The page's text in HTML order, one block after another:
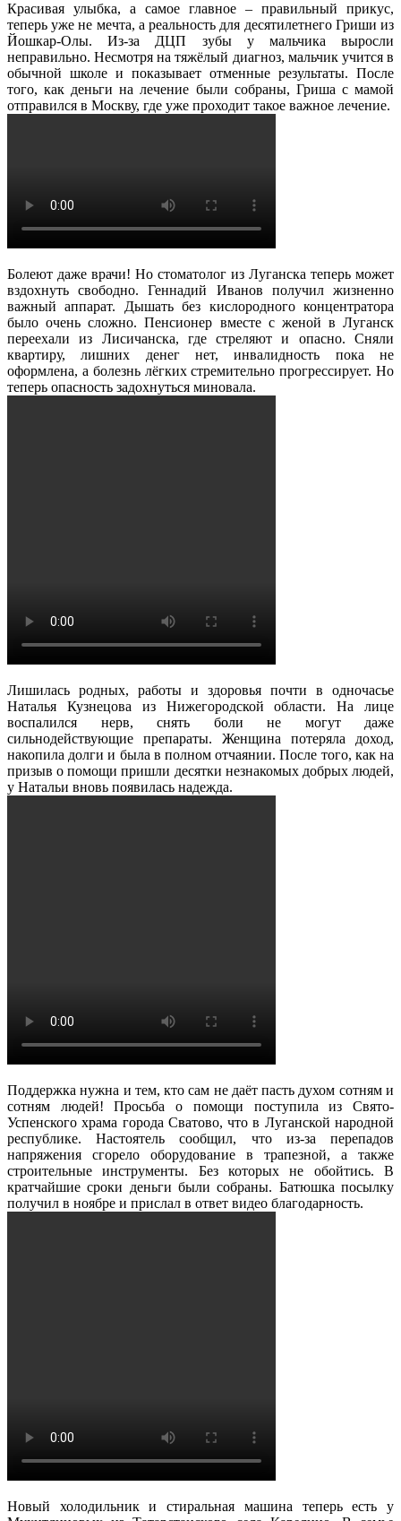
Красивая улыбка, а самое главное – правильный прикус,
теперь уже не мечта, а реальность для десятилетнего Гриши из
Йошкар-Олы. Из-за ДЦП зубы у мальчика выросли
неправильно. Несмотря на тяжёлый диагноз, мальчик учится в
обычной школе и показывает отменные результаты. После
того, как деньги на лечение были собраны, Гриша с мамой
отправился в Москву, где уже проходит такое важное лечение.
Болеют даже врачи! Но стоматолог из Луганска теперь может
вздохнуть свободно. Геннадий Иванов получил жизненно
важный аппарат. Дышать без кислородного концентратора
было очень сложно. Пенсионер вместе с женой в Луганск
переехали из Лисичанска, где стреляют и опасно. Сняли
квартиру, лишних денег нет, инвалидность пока не
оформлена, а болезнь лёгких стремительно прогрессирует. Но
теперь опасность задохнуться миновала.
Лишилась родных, работы и здоровья почти в одночасье
Наталья Кузнецова из Нижегородской области. На лице
воспалился нерв, снять боли не могут даже
сильнодействующие препараты. Женщина потеряла доход,
накопила долги и была в полном отчаянии. После того, как на
призыв о помощи пришли десятки незнакомых добрых людей,
у Натальи вновь появилась надежда.
Поддержка нужна и тем, кто сам не даёт пасть духом сотням и
сотням людей! Просьба о помощи поступила из Свято-
Успенского храма города Сватово, что в Луганской народной
республике. Настоятель сообщил, что из-за перепадов
напряжения сгорело оборудование в трапезной, а также
строительные инструменты. Без которых не обойтись. В
кратчайшие сроки деньги были собраны. Батюшка посылку
получил в ноябре и прислал в ответ видео благодарность.
Новый холодильник и стиральная машина теперь есть у